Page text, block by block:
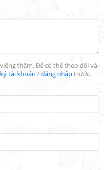
thăm. Để có thể theo dõi và
tài khoản /đăng nhậptrước.